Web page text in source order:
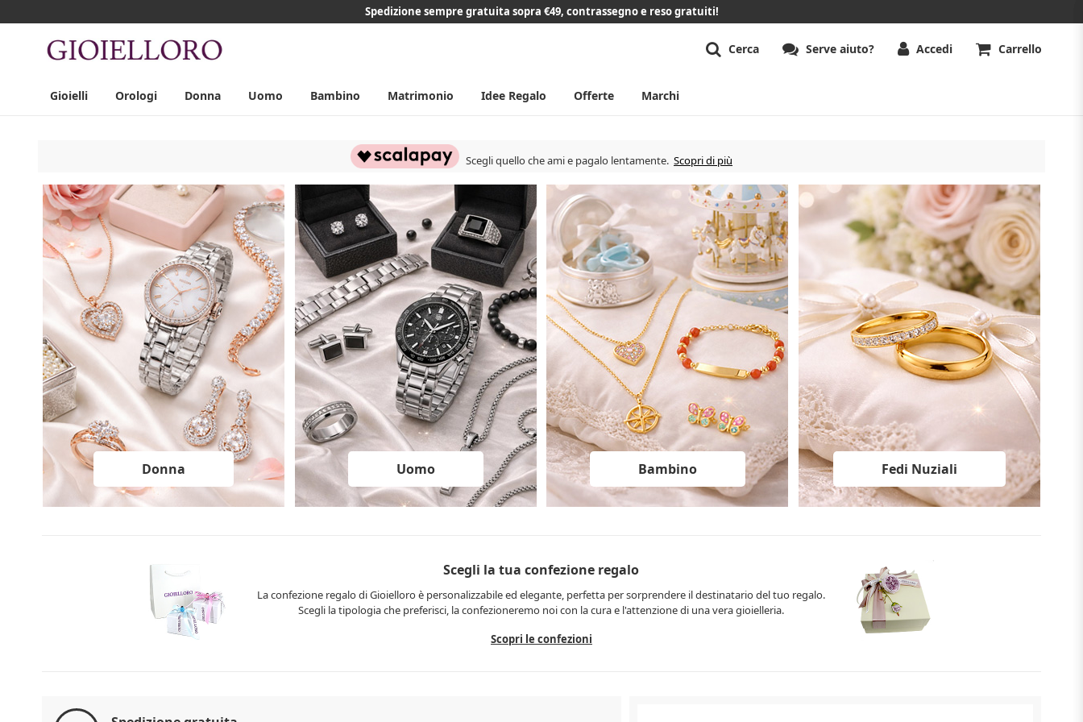
Spedizione sempre gratuita sopra €49, contrassegno e reso gratuiti!
Cerca Serve aiuto? Accedi Carrello
Gioielli Orologi Donna Uomo Bambino Matrimonio Idee Regalo Offerte Marchi
Scegli quello che ami e pagalo lentamente.Scopri di più
Donna Uomo Bambino Fedi Nuziali
Scegli la tua confezione regalo
La confezione regalo di Gioielloro è personalizzabile ed elegante, perfetta per sorprendere il destinatario del tuo regalo.
Scegli la tipologia che preferisci, la confezioneremo noi con la cura e l'attenzione di una vera gioielleria.
Scopri le confezioni